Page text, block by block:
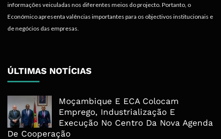
informações veiculadas nos diferentes meios do projecto. Portanto, o
Económico apresenta valências importantes para os objectivos institucionais e
de negócios das empresas.
ÚLTIMAS NOTÍCIAS
Moçambique E ECA Colocam
Emprego, Industrialização E
Execução No Centro Da Nova Agenda
De Cooperação